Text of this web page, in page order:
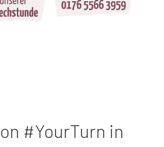
#YourTurn in